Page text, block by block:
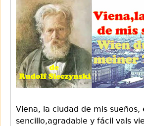
Viena, la ciudad de mis sueños,
sencillo,agradable y fácil vals